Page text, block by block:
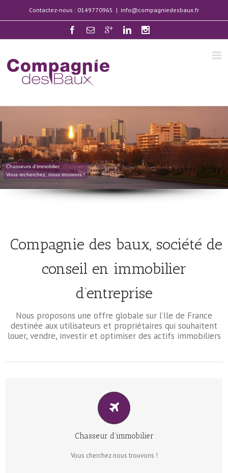
Contactez-nous : 0149770965 | info@compagniedesbaux.fr
Chasseurs d’immobilier
Vous recherchez, nous trouvons !
Compagnie des baux, société de
conseil en immobilier
d’entreprise
Nous proposons une offre globale sur l’Ile de France
destinée aux utilisateurs et propriétaires qui souhaitent
louer, vendre, investir et optimiser des actifs immobiliers
Chasseur d'immobilier
Vous cherchez nous trouvons !
VOTRE PARTENAIRE DANS LA RECHERCHE DE BIENS
Nous identifions les sites les plus appropriés
à votre projet d’entreprise !